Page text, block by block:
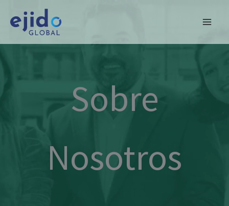
contenido
Sobre
Nosotros